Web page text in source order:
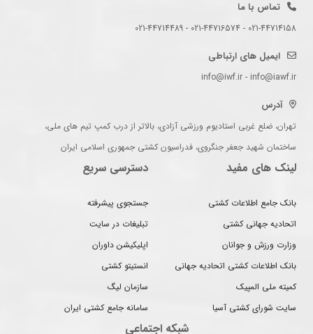
تماس با ما
021-44714158 - 021-44716574 - 021-44714489
ایمیل های ارتباطی
info@iwf.ir - info@iawf.ir
آدرس
تهران، ضلع غربی استادیوم ورزشی آزادی، بالاتر از درب کمپ تیم های ملی،
ساختمان شهید جعفر جنگروی، فدراسیون کشتی جمهوری اسلامی ایران
لینک های مفید
بانک جامع اطلاعات کشتی
اتحادیه جهانی کشتی
وزارت ورزش و جوانان
بانک اطلاعات کشتی اتحادیه جهانی
کمیته ملی المپیک
سایت شورای کشتی آسیا
دسترسی سریع
جستجوی پیشرفته
تبلیغات در سایت
اپلیکیشن داوران
انستیتو کشتی
سازمان لیگ
سامانه جامع کشتی ایران
شبکه اجتماعی